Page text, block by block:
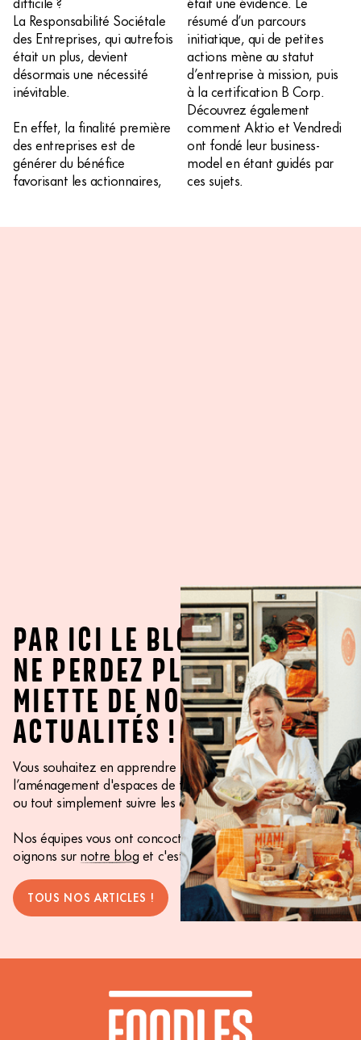
La Responsabilité Sociétale
des Entreprises, qui autrefois
était un plus, devient
désormais une nécessité
inévitable.
En effet, la finalité première
des entreprises est de
générer du bénéfice
favorisant les actionnaires,
résumé d’un parcours
initiatique, qui de petites
actions mène au statut
d’entreprise à mission, puis
à la certification B Corp.
Découvrez également
comment Aktio et Vendredi
ont fondé leur business-
model en étant guidés par
ces sujets.
PAR ICI LE BLOG !
NE PERDEZ PLUS UNE
MIETTE DE NOS
ACTUALITÉS !
Vous souhaitez en apprendre plus sur la RSE,
l’aménagement d'espaces de travail, le bien-être au travail
ou tout simplement suivre les actualités Foodles ?
Nos équipes vous ont concocté un contenu aux petits
oignons surnotre bloget c'est par là que ça se passe !
TOUS NOS ARTICLES !